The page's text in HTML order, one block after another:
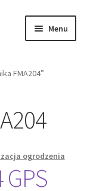
Menu
FMA204”
ogrodzenia